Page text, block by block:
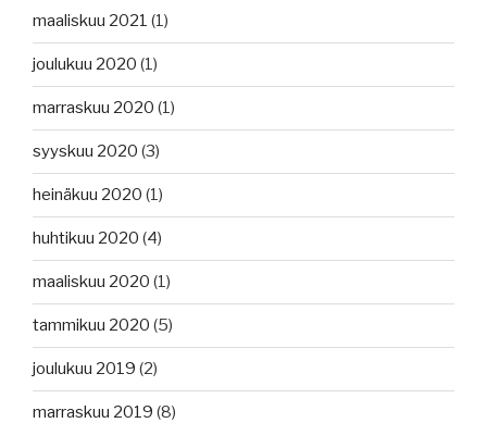
maaliskuu 2021 (1)
joulukuu 2020 (1)
marraskuu 2020 (1)
syyskuu 2020 (3)
heinäkuu 2020 (1)
huhtikuu 2020 (4)
maaliskuu 2020 (1)
tammikuu 2020 (5)
joulukuu 2019 (2)
marraskuu 2019 (8)